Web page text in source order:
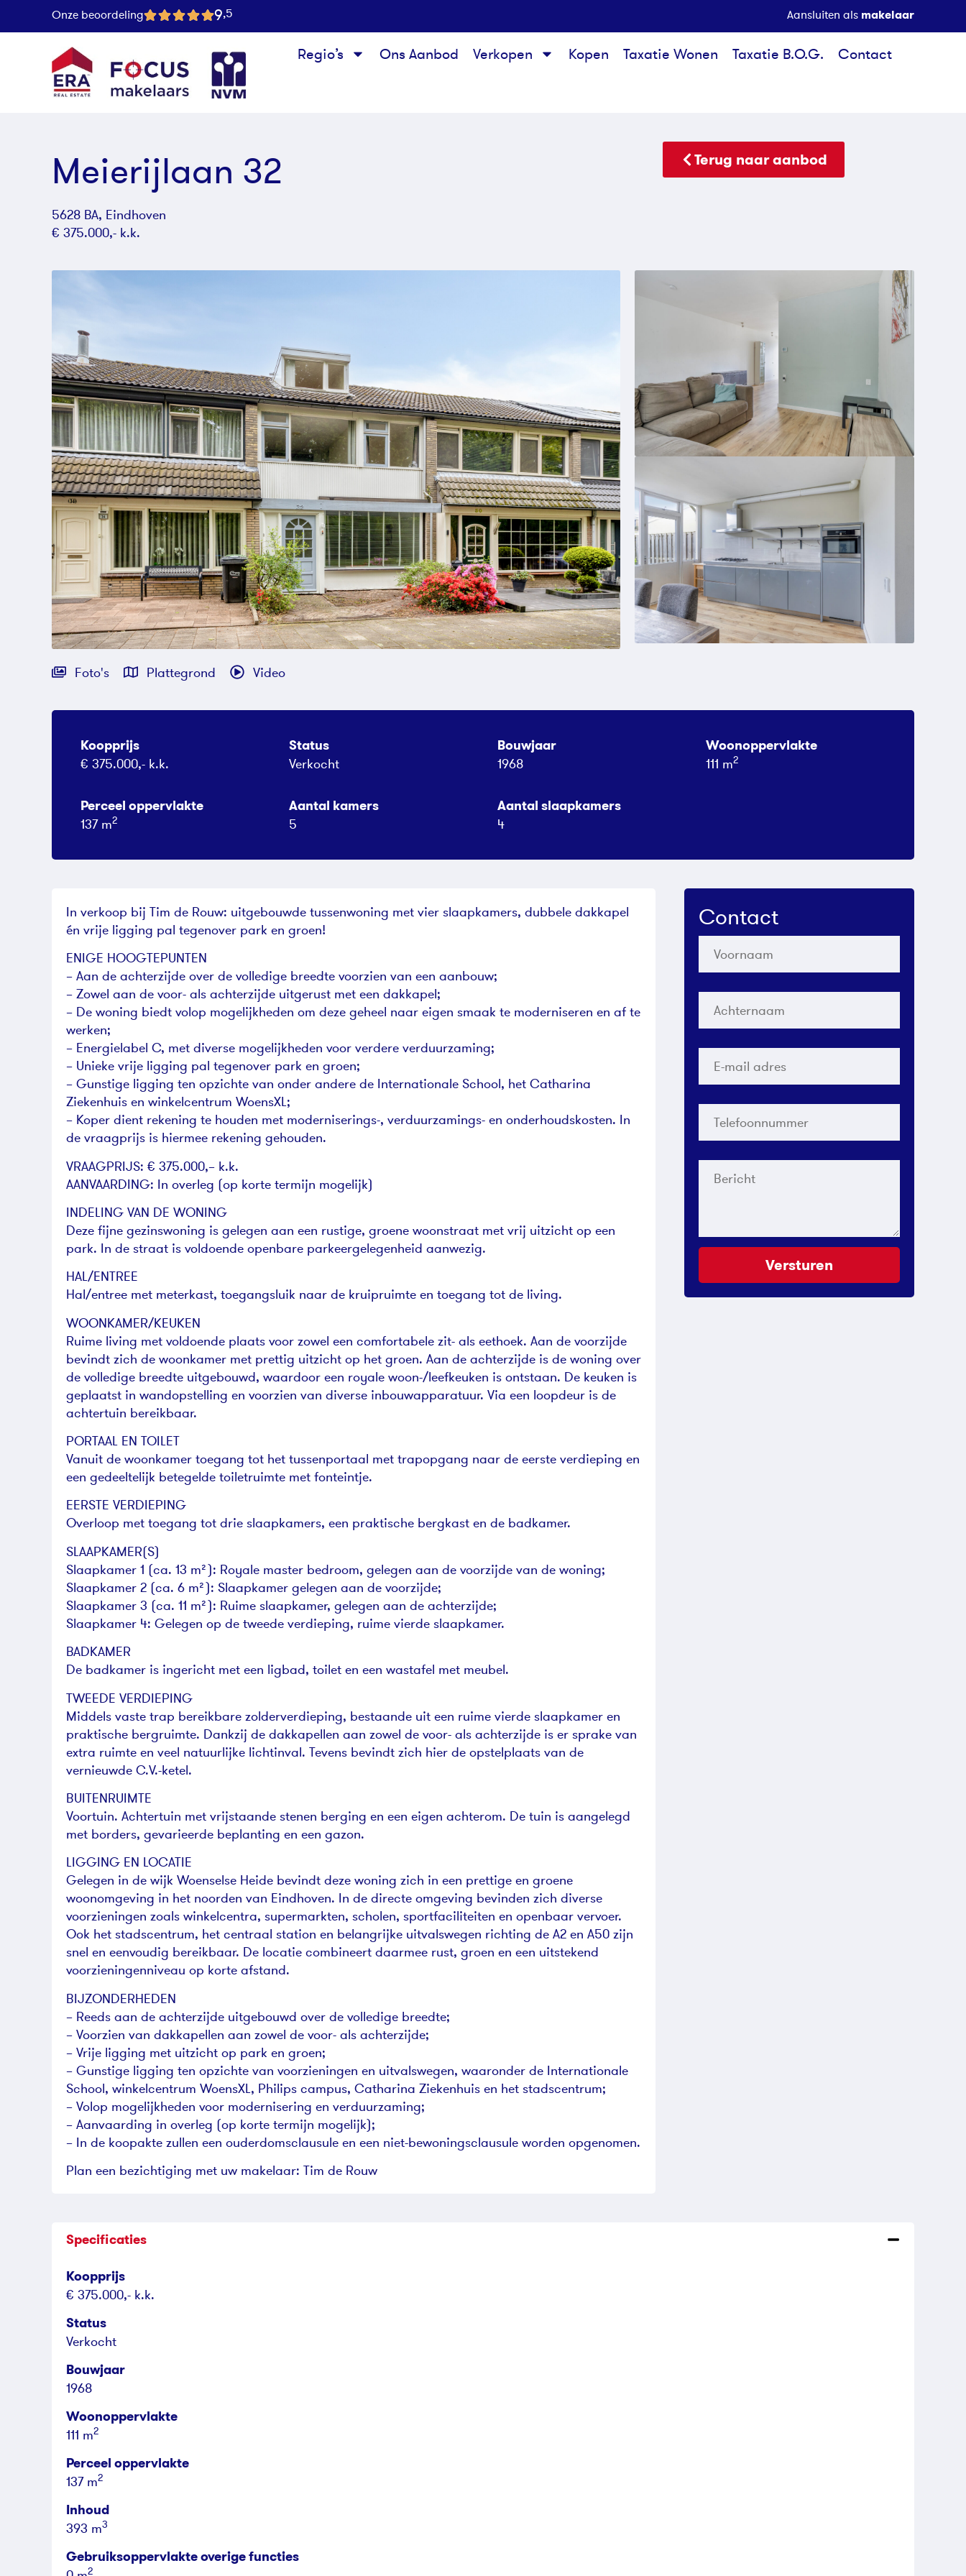
Onze beoordeling 9,5 Aansluiten als makelaar
Regio’s Ons Aanbod Verkopen Kopen Taxatie Wonen Taxatie B.O.G. Contact
Meierijlaan 32
5628 BA, Eindhoven
€ 375.000,- k.k.
Terug naar aanbod
Foto's Plattegrond Video
Koopprijs
€ 375.000,- k.k.
Status
Verkocht
Bouwjaar
1968
Woonoppervlakte
111 m2
Perceel oppervlakte
137 m2
Aantal kamers
5
Aantal slaapkamers
4
In verkoop bij Tim de Rouw: uitgebouwde tussenwoning met vier slaapkamers, dubbele dakkapel
én vrije ligging pal tegenover park en groen!
ENIGE HOOGTEPUNTEN
– Aan de achterzijde over de volledige breedte voorzien van een aanbouw;
– Zowel aan de voor- als achterzijde uitgerust met een dakkapel;
– De woning biedt volop mogelijkheden om deze geheel naar eigen smaak te moderniseren en af te
werken;
– Energielabel C, met diverse mogelijkheden voor verdere verduurzaming;
– Unieke vrije ligging pal tegenover park en groen;
– Gunstige ligging ten opzichte van onder andere de Internationale School, het Catharina
Ziekenhuis en winkelcentrum WoensXL;
– Koper dient rekening te houden met moderniserings-, verduurzamings- en onderhoudskosten. In
de vraagprijs is hiermee rekening gehouden.
VRAAGPRIJS: € 375.000,– k.k.
AANVAARDING: In overleg (op korte termijn mogelijk)
INDELING VAN DE WONING
Deze fijne gezinswoning is gelegen aan een rustige, groene woonstraat met vrij uitzicht op een
park. In de straat is voldoende openbare parkeergelegenheid aanwezig.
HAL/ENTREE
Hal/entree met meterkast, toegangsluik naar de kruipruimte en toegang tot de living.
WOONKAMER/KEUKEN
Ruime living met voldoende plaats voor zowel een comfortabele zit- als eethoek. Aan de voorzijde
bevindt zich de woonkamer met prettig uitzicht op het groen. Aan de achterzijde is de woning over
de volledige breedte uitgebouwd, waardoor een royale woon-/leefkeuken is ontstaan. De keuken is
geplaatst in wandopstelling en voorzien van diverse inbouwapparatuur. Via een loopdeur is de
achtertuin bereikbaar.
PORTAAL EN TOILET
Vanuit de woonkamer toegang tot het tussenportaal met trapopgang naar de eerste verdieping en
een gedeeltelijk betegelde toiletruimte met fonteintje.
EERSTE VERDIEPING
Overloop met toegang tot drie slaapkamers, een praktische bergkast en de badkamer.
SLAAPKAMER(S)
Slaapkamer 1 (ca. 13 m²): Royale master bedroom, gelegen aan de voorzijde van de woning;
Slaapkamer 2 (ca. 6 m²): Slaapkamer gelegen aan de voorzijde;
Slaapkamer 3 (ca. 11 m²): Ruime slaapkamer, gelegen aan de achterzijde;
Slaapkamer 4: Gelegen op de tweede verdieping, ruime vierde slaapkamer.
BADKAMER
De badkamer is ingericht met een ligbad, toilet en een wastafel met meubel.
TWEEDE VERDIEPING
Middels vaste trap bereikbare zolderverdieping, bestaande uit een ruime vierde slaapkamer en
praktische bergruimte. Dankzij de dakkapellen aan zowel de voor- als achterzijde is er sprake van
extra ruimte en veel natuurlijke lichtinval. Tevens bevindt zich hier de opstelplaats van de
vernieuwde C.V.-ketel.
BUITENRUIMTE
Voortuin. Achtertuin met vrijstaande stenen berging en een eigen achterom. De tuin is aangelegd
met borders, gevarieerde beplanting en een gazon.
LIGGING EN LOCATIE
Gelegen in de wijk Woenselse Heide bevindt deze woning zich in een prettige en groene
woonomgeving in het noorden van Eindhoven. In de directe omgeving bevinden zich diverse
voorzieningen zoals winkelcentra, supermarkten, scholen, sportfaciliteiten en openbaar vervoer.
Ook het stadscentrum, het centraal station en belangrijke uitvalswegen richting de A2 en A50 zijn
snel en eenvoudig bereikbaar. De locatie combineert daarmee rust, groen en een uitstekend
voorzieningenniveau op korte afstand.
BIJZONDERHEDEN
– Reeds aan de achterzijde uitgebouwd over de volledige breedte;
– Voorzien van dakkapellen aan zowel de voor- als achterzijde;
– Vrije ligging met uitzicht op park en groen;
– Gunstige ligging ten opzichte van voorzieningen en uitvalswegen, waaronder de Internationale
School, winkelcentrum WoensXL, Philips campus, Catharina Ziekenhuis en het stadscentrum;
– Volop mogelijkheden voor modernisering en verduurzaming;
– Aanvaarding in overleg (op korte termijn mogelijk);
– In de koopakte zullen een ouderdomsclausule en een niet-bewoningsclausule worden opgenomen.
Plan een bezichtiging met uw makelaar: Tim de Rouw
Contact
mail
adres*
Versturen
Specificaties
Koopprijs
€ 375.000,- k.k.
Status
Verkocht
Bouwjaar
1968
Woonoppervlakte
111 m2
Perceel oppervlakte
137 m2
Inhoud
393 m3
Gebruiksoppervlakte overige functies
2